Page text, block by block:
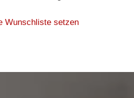
Wunschliste setzen